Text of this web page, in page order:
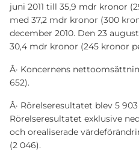
juni 2011 till 35,9 mdr kronor
med 37,2 mdr kronor (300
december 2010. Den 23
30,4 mdr kronor (245 kronor
Â· Koncernens
652).
Â· Rörelseresultatet blev 5
Rörelseresultatet exklusive
och orealiserade
(2 046).